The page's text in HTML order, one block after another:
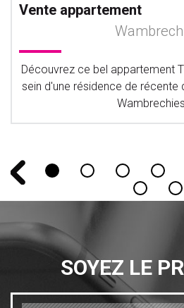
Vente appartement
Découvrez ce bel appartement
sein d'une résidence de récente
SOYEZ LE